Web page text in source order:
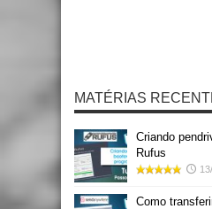
MATÉRIAS
Criando
Rufus
Como